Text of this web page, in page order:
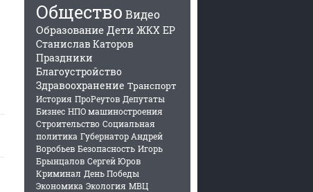
Общество Видео
Образование Дети ЖКХ ЕР
Станислав Каторов
Праздники
Благоустройство
Здравоохранение Транспорт
История ПроРеутов Депутаты
Бизнес НПО машиностроения
Строительство Социальная
политика Губернатор Андрей
Воробьев Безопасность Игорь
Брынцалов Сергей Юров
Криминал День Победы
Экономика Экология МВЦ